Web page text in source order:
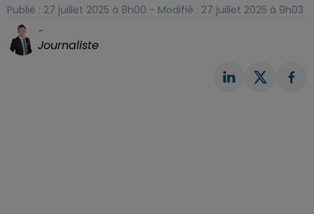
Publié : 27 juillet 2025 à 8h00 - Modifié : 27 juillet 2025 à 9h03
-
Journaliste